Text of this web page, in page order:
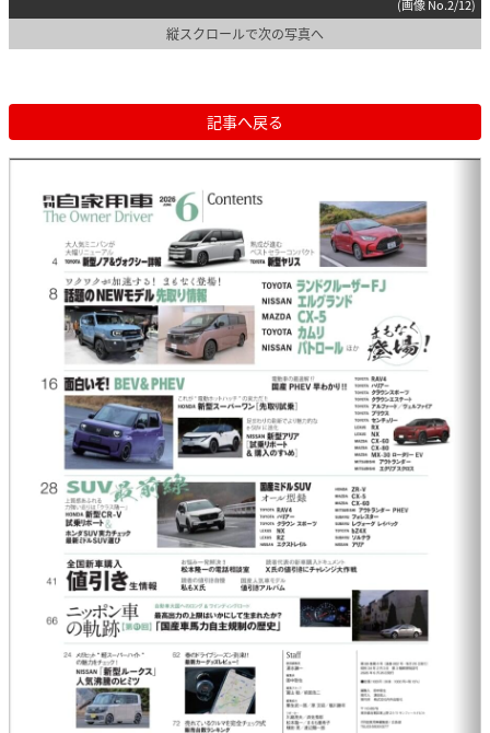
(画像 No.2/12)
縦スクロールで次の写真へ
記事へ戻る